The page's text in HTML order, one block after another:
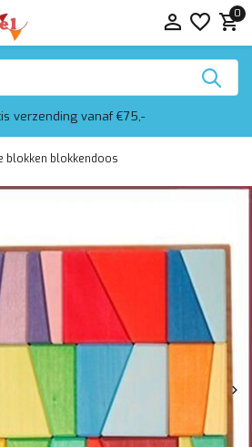
0
verzending vanaf €75,-
blokken blokkendoos